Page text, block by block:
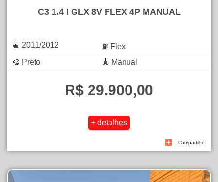
C3 1.4 I GLX 8V FLEX 4P MANUAL
📆 2011/2012
⛽ Flex
🎨 Preto
🗼 Manual
R$ 29.900,00
Compartilhe